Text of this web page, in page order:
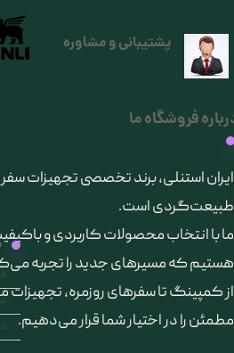
فروشگاه ما
​ایران استنلی، برند تخصصی تجهیزات
طبیعت‌گردی است.
ما با انتخاب محصولات کاربردی و
هستیم که مسیرهای جدید را تجربه
از کمپینگ تا سفرهای روزمره، تجهیزات
مطمئن را در اختیار شما قرار می‌دهیم.
پشتیبانی و مشاوره